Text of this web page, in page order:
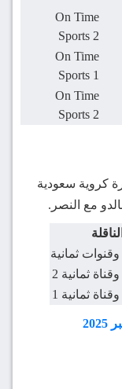
On Time
Sports 2
On Time
Sports 1
On Time
Sports 2
كروية سعودية
مع النصر.
ثمانية
ثمانية 2
ثمانية 1